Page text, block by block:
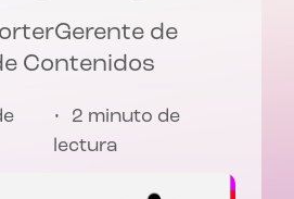
Gerente de
Contenidos
2 minuto de
lectura